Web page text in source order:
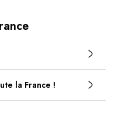
la France !